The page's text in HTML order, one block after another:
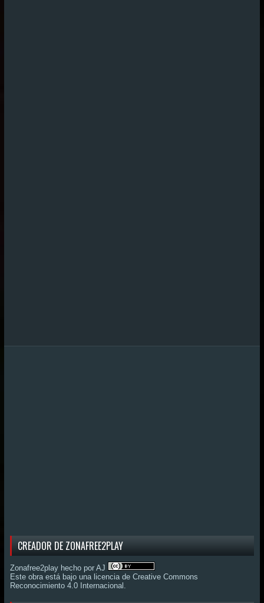
CREADOR DE ZONAFREE2PLAY
Zonafree2play hecho por AJ
Este obra está bajo una licencia de Creative Commons
Reconocimiento 4.0 Internacional .